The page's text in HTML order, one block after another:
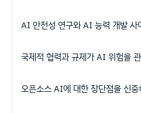
AI 안전성 연구와 AI 능력 개발 사
국제적 협력과 규제가 AI 위험을
오픈소스 AI에 대한 장단점을 신